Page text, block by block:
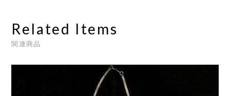
Related Items
関連商品